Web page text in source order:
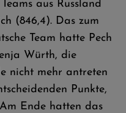
aus Russland
(846,4). Das zum
Team hatte Pech
Würth, die
nicht mehr antreten
Punkte,
Ende hatten das